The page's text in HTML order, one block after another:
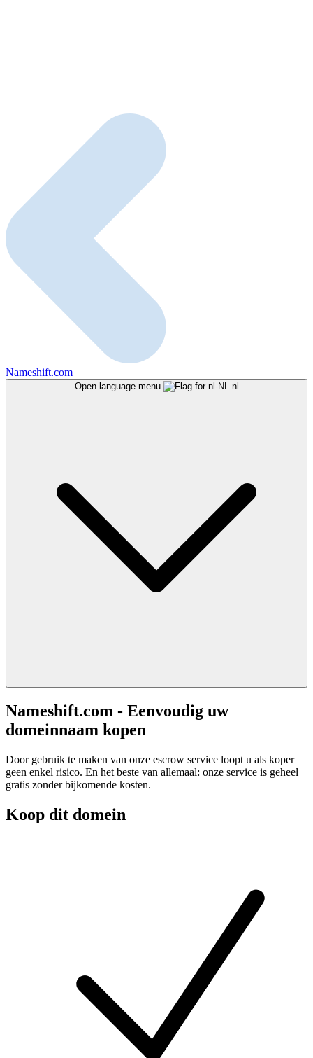
Nameshift.com
Open language menu nl
Nameshift.com - Eenvoudig uw
domeinnaam kopen
Door gebruik te maken van onze escrow service loopt u als koper
geen enkel risico. En het beste van allemaal: onze service is geheel
gratis zonder bijkomende kosten.
Koop dit domein